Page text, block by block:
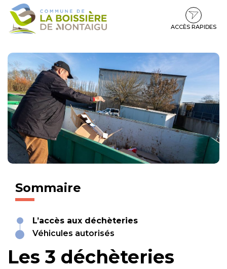
Gestion des traceurs
Aller
Aller
contenu
Aller
pied
ACCÈS RAPIDES
Sommaire
L’accès aux déchèteries
Véhicules autorisés
Les 3 déchèteries